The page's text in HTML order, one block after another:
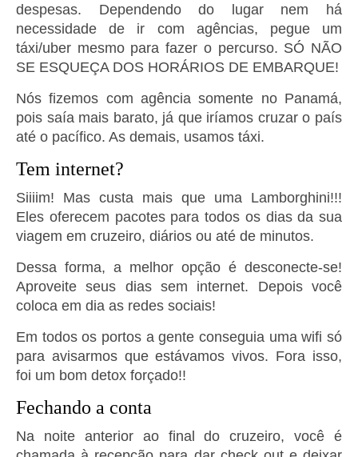
despesas. Dependendo do lugar nem há
necessidade de ir com agências, pegue um
táxi/uber mesmo para fazer o percurso. SÓ NÃO
SE ESQUEÇA DOS HORÁRIOS DE EMBARQUE!
Nós fizemos com agência somente no Panamá,
pois saía mais barato, já que iríamos cruzar o país
até o pacífico. As demais, usamos táxi.
Tem internet?
Siiiim! Mas custa mais que uma Lamborghini!!!
Eles oferecem pacotes para todos os dias da sua
viagem em cruzeiro, diários ou até de minutos.
Dessa forma, a melhor opção é desconecte-se!
Aproveite seus dias sem internet. Depois você
coloca em dia as redes sociais!
Em todos os portos a gente conseguia uma wifi só
para avisarmos que estávamos vivos. Fora isso,
foi um bom detox forçado!!
Fechando a conta
Na noite anterior ao final do cruzeiro, você é